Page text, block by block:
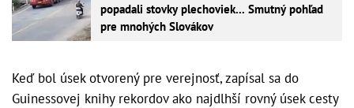
popadali stovky plechoviek... Smutný pohľad
pre mnohých Slovákov
Keď bol úsek otvorený pre verejnosť, zapísal sa do
Guinessovej knihy rekordov ako najdlhší rovný úsek cesty